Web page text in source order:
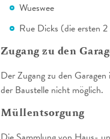
Wueswee
Rue Dicks (die ersten
Zugang zu den
Der Zugang zu den
der Baustelle nicht möglich.
Müllentsorgung